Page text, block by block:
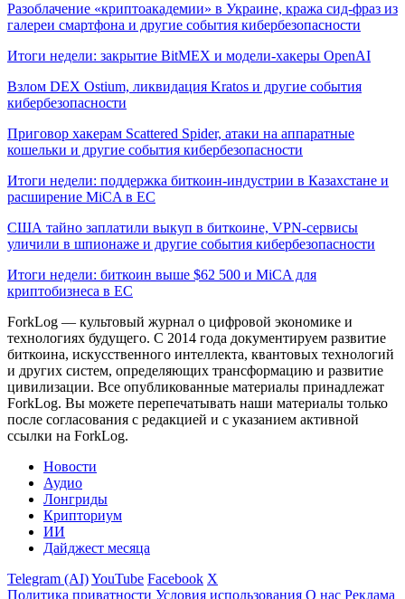
Разоблачение «криптоакадемии» в Украине, кража сид-фраз из
галереи смартфона и другие события кибербезопасности
Итоги недели: закрытие BitMEX и модели-хакеры OpenAI
Взлом DEX Ostium, ликвидация Kratos и другие события
кибербезопасности
Приговор хакерам Scattered Spider, атаки на аппаратные
кошельки и другие события кибербезопасности
Итоги недели: поддержка биткоин-индустрии в Казахстане и
расширение MiCA в ЕС
США тайно заплатили выкуп в биткоине, VPN-сервисы
уличили в шпионаже и другие события кибербезопасности
Итоги недели: биткоин выше $62 500 и MiCA для
криптобизнеса в ЕС
ForkLog — культовый журнал о цифровой экономике и
технологиях будущего. С 2014 года документируем развитие
биткоина, искусственного интеллекта, квантовых технологий
и других систем, определяющих трансформацию и развитие
цивилизации. Все опубликованные материалы принадлежат
ForkLog. Вы можете перепечатывать наши материалы только
после согласования с редакцией и с указанием активной
ссылки на ForkLog.
Новости
Аудио
Лонгриды
Крипториум
ИИ
Дайджест месяца
Telegram (AI)YouTube Facebook X
Политика приватности Условия использования О нас Реклама